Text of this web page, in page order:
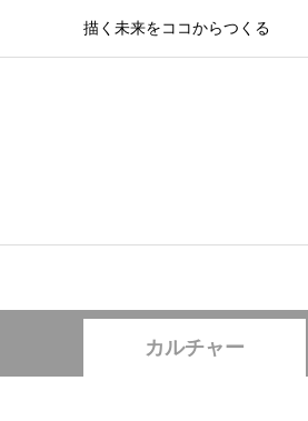
描く未来をココからつくる
カルチャー